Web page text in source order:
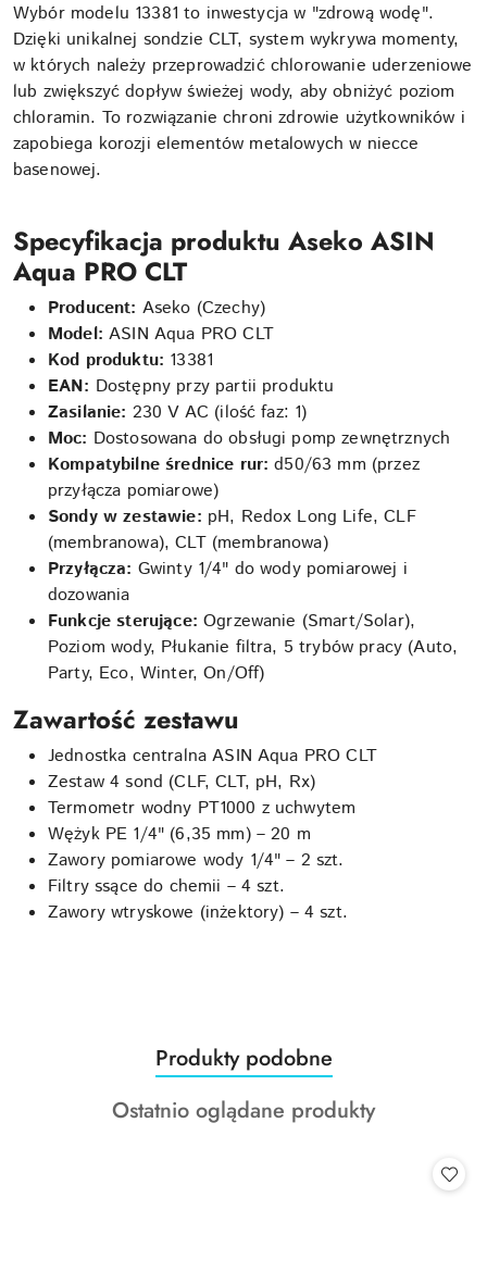
Wybór modelu 13381 to inwestycja w "zdrową wodę".
Dzięki unikalnej sondzie CLT, system wykrywa momenty,
w których należy przeprowadzić chlorowanie uderzeniowe
lub zwiększyć dopływ świeżej wody, aby obniżyć poziom
chloramin. To rozwiązanie chroni zdrowie użytkowników i
zapobiega korozji elementów metalowych w niecce
basenowej.
Specyfikacja produktu Aseko ASIN
Aqua PRO CLT
Producent: Aseko (Czechy)
Model: ASIN Aqua PRO CLT
Kod produktu: 13381
EAN: Dostępny przy partii produktu
Zasilanie: 230 V AC (ilość faz: 1)
Moc: Dostosowana do obsługi pomp zewnętrznych
Kompatybilne średnice rur: d50/63 mm (przez
przyłącza pomiarowe)
Sondy w zestawie: pH, Redox Long Life, CLF
(membranowa), CLT (membranowa)
Przyłącza: Gwinty 1/4" do wody pomiarowej i
dozowania
Funkcje sterujące: Ogrzewanie (Smart/Solar),
Poziom wody, Płukanie filtra, 5 trybów pracy (Auto,
Party, Eco, Winter, On/Off)
Zawartość zestawu
Jednostka centralna ASIN Aqua PRO CLT
Zestaw 4 sond (CLF, CLT, pH, Rx)
Termometr wodny PT1000 z uchwytem
Wężyk PE 1/4" (6,35 mm) – 20 m
Zawory pomiarowe wody 1/4" – 2 szt.
Filtry ssące do chemii – 4 szt.
Zawory wtryskowe (inżektory) – 4 szt.
Pomiń karuzelę produktów
Produkty
o
statusie:
Produkty podobne
Produkty
Ostatnio oglądane produkty